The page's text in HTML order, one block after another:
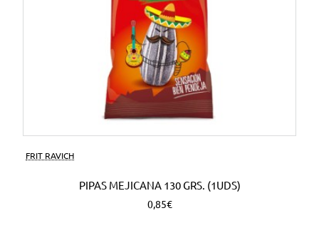
FRIT RAVICH
PIPAS MEJICANA 130 GRS. (1UDS)
0,85€